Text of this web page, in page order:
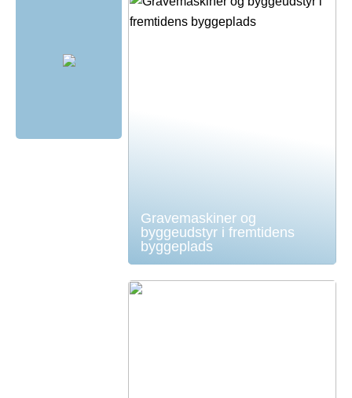
Gravemaskiner og
byggeudstyr i fremtidens
byggeplads